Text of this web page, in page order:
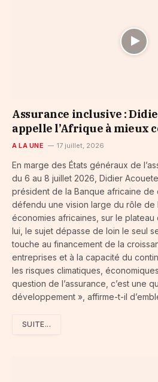
Assurance inclusive :
appelle l’Afrique à mieux
A LA UNE 17 juillet, 2026
En marge des États généraux de
du 6 au 8 juillet 2026, Didier
président de la Banque africaine de
défendu une vision large du rôle de
économies africaines, sur le plateau
lui, le sujet dépasse de loin le seul
touche au financement de la
entreprises et à la capacité du
les risques climatiques,
question de l’assurance, c’est une
développement », affirme-t-il
SUITE...